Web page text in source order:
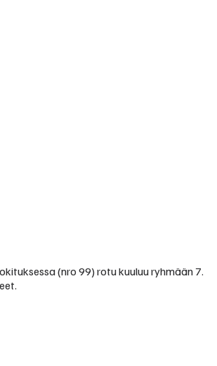
(nro 99) rotu kuuluu ryhmään 7.